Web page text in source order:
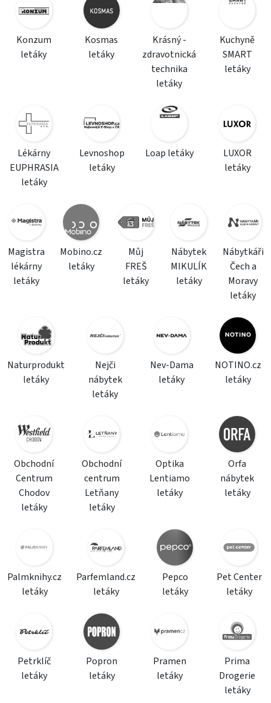
Konzum
letáky
Kosmas
letáky
Krásný -
zdravotnická
technika
letáky
Kuchyně
SMART
letáky
Lékárny
EUPHRASIA
letáky
Levnoshop
letáky
Loap letáky
LUXOR
letáky
Magistra
lékárny
letáky
Mobino.cz
letáky
Můj
FREŠ
letáky
Nábytek
MIKULÍK
letáky
Nábytkáři
Čech a
Moravy
letáky
Naturprodukt
letáky
Nejči
nábytek
letáky
Nev-Dama
letáky
NOTINO.cz
letáky
Obchodní
Centrum
Chodov
letáky
Obchodní
centrum
Letňany
letáky
Optika
Lentiamo
letáky
Orfa
nábytek
letáky
Palmknihy.cz
letáky
Parfemland.cz
letáky
Pepco
letáky
Pet Center
letáky
Petrklíč
letáky
Popron
letáky
Pramen
letáky
Prima
Drogerie
letáky